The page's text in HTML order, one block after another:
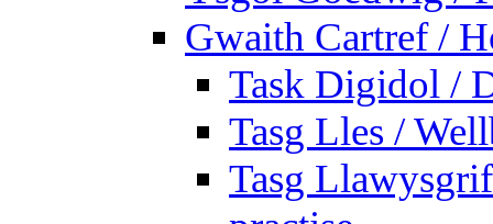
Gwaith Cartref /
Task Digidol /
Tasg Lles /
Tasg